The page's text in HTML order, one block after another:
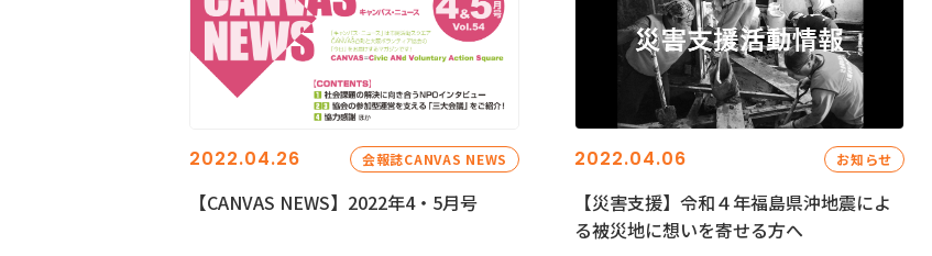
2022.04.26 会報誌CANVAS NEWS
【CANVAS NEWS】2022年4・5月号
2022.04.06 お知らせ
【災害支援】令和４年福島県沖地震によ
る被災地に想いを寄せる方へ